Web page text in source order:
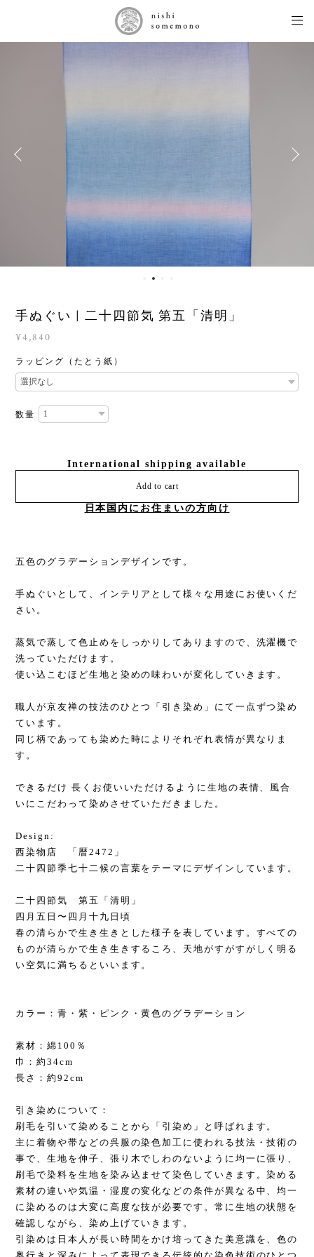
手ぬぐい | 二十四節気 第五「清明」
¥4,840
ラッピング（たとう紙）
数量
International shipping available
Add to cart
日本国内にお住まいの方向け
五色のグラデーションデザインです。
手ぬぐいとして、インテリアとして様々な用途にお使いくだ
さい。
蒸気で蒸して色止めをしっかりしてありますので、洗濯機で
洗っていただけます。
使い込こむほど生地と染めの味わいが変化していきます。
職人が京友禅の技法のひとつ「引き染め」にて一点ずつ染め
ています。
同じ柄であっても染めた時によりそれぞれ表情が異なりま
す。
できるだけ 長くお使いいただけるように生地の表情、風合
いにこだわって染めさせていただきました。
Design:
西染物店 「暦2472」
二十四節季七十二候の言葉をテーマにデザインしています。
二十四節気 第五「清明」
四月五日〜四月十九日頃
春の清らかで生き生きとした様子を表しています。すべての
ものが清らかで生き生きするころ、天地がすがすがしく明る
い空気に満ちるといいます。
カラー：青・紫・ピンク・黄色のグラデーション
素材：綿100％
巾：約34cm
長さ：約92cm
引き染めについて：
刷毛を引いて染めることから「引染め」と呼ばれます。
主に着物や帯などの呉服の染色加工に使われる技法・技術の
事で、生地を伸子、張り木でしわのないように均一に張り、
刷毛で染料を生地を染み込ませて染色していきます。染める
素材の違いや気温・湿度の変化などの条件が異なる中、均一
に染めるのは大変に高度な技が必要です。常に生地の状態を
確認しながら、染め上げていきます。
引染めは日本人が長い時間をかけ培ってきた美意識を、色の